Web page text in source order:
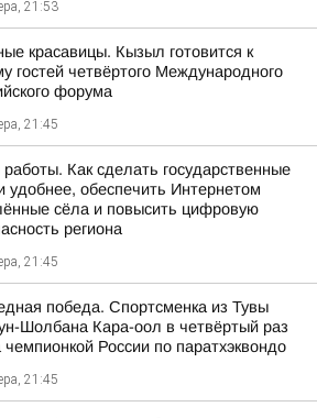
21:53
красавицы. Кызыл готовится к
гостей четвёртого Международного
форума
21:45
работы. Как сделать государственные
удобнее, обеспечить Интернетом
сёла и повысить цифровую
региона
21:45
победа. Спортсменка из Тувы
Шолбана Кара-оол в четвёртый раз
чемпионкой России по паратхэквондо
21:45